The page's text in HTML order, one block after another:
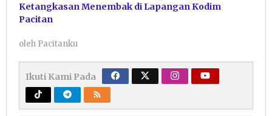
Ketangkasan Menembak di Lapangan Kodim
Pacitan
oleh Pacitanku
Ikuti Kami Pada